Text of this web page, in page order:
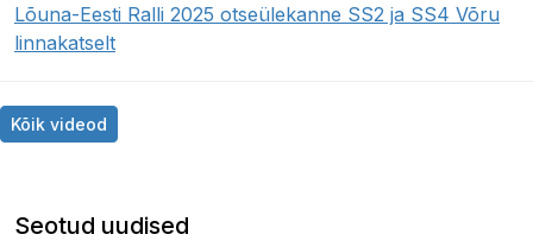
Lõuna-Eesti Ralli 2025 otseülekanne SS2 ja SS4 Võru
linnakatselt
Kõik videod
Seotud uudised